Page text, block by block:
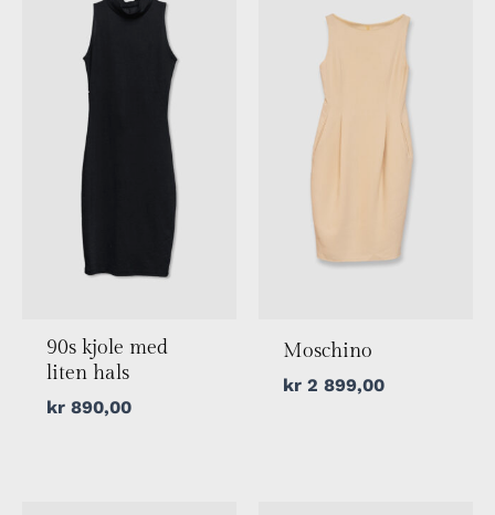
90s kjole med
liten hals
kr890,00
Moschino
kr2 899,00